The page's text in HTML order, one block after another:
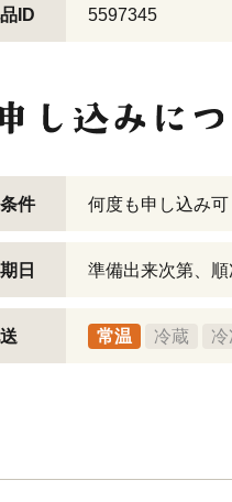
ID 5597345
件 何度も申し込み可
日 準備出来次第、順
常温 冷蔵 冷